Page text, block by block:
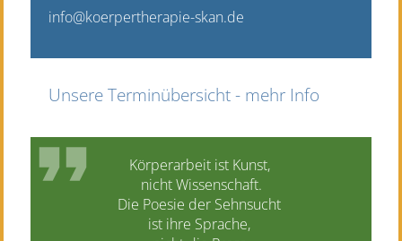
info@koerpertherapie-skan.de
Unsere Terminübersicht - mehr Info
Körperarbeit ist Kunst,
nicht Wissenschaft.
Die Poesie der Sehnsucht
ist ihre Sprache,